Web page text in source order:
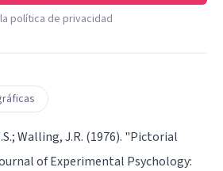
política de privacidad
Walling, J.R. (1976). "Pictorial
of Experimental Psychology: